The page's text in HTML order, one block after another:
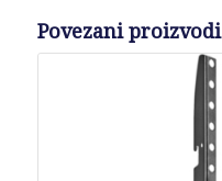
Povezani proizvodi